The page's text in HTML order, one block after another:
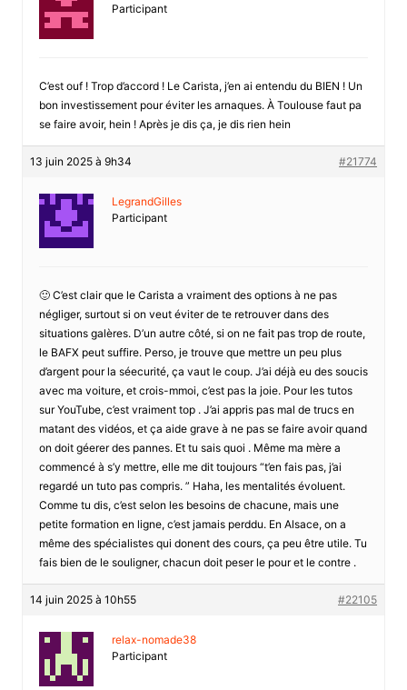
Participant
C’est ouf ! Trop d’accord ! Le Carista, j’en ai entendu du BIEN ! Un
bon investissement pour éviter les arnaques. À Toulouse faut pa
se faire avoir, hein ! Après je dis ça, je dis rien hein
13 juin 2025 à 9h34 #21774
LegrandGilles
Participant
🙂 C’est clair que le Carista a vraiment des options à ne pas
négliger, surtout si on veut éviter de te retrouver dans des
situations galères. D’un autre côté, si on ne fait pas trop de route,
le BAFX peut suffire. Perso, je trouve que mettre un peu plus
d’argent pour la séecurité, ça vaut le coup. J’ai déjà eu des soucis
avec ma voiture, et crois-mmoi, c’est pas la joie. Pour les tutos
sur YouTube, c’est vraiment top . J’ai appris pas mal de trucs en
matant des vidéos, et ça aide grave à ne pas se faire avoir quand
on doit géerer des pannes. Et tu sais quoi . Même ma mère a
commencé à s’y mettre, elle me dit toujours “t’en fais pas, j’ai
regardé un tuto pas compris. ” Haha, les mentalités évoluent.
Comme tu dis, c’est selon les besoins de chacune, mais une
petite formation en ligne, c’est jamais perddu. En Alsace, on a
même des spécialistes qui donent des cours, ça peu être utile. Tu
fais bien de le souligner, chacun doit peser le pour et le contre .
14 juin 2025 à 10h55 #22105
relax-nomade38
Participant